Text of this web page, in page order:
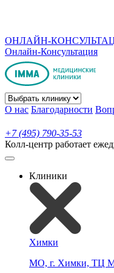
ОНЛАЙН-
Онлайн-Консультация
О нас Благодарности
+7 (495) 790-35-53
Колл-центр работает
Клиники
Химки
МО, г. Химки, ТЦ